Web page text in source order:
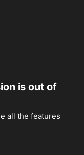
is out of
all the features